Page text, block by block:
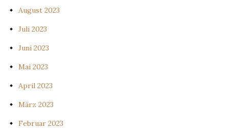
August 2023
Juli 2023
Juni 2023
Mai 2023
April 2023
März 2023
Februar 2023